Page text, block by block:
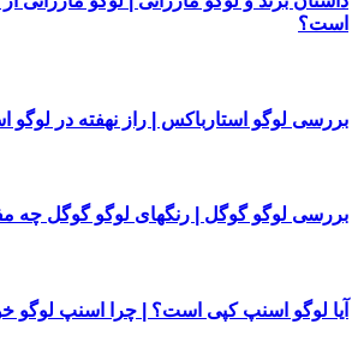
است؟
بررسی لوگو استارباکس | راز نهفته در
بررسی لوگو گوگل | رنگهای لوگو گوگل چه
آیا لوگو اسنپ کپی است؟ | چرا اسنپ لوگو